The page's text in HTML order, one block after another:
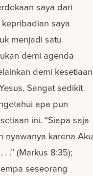
saya dari
saya
menjadi satu
demi agenda
demi kesetiaan
Sangat sedikit
apa pun
ini. “Siapa saja
nyawanya karena Aku
.” (Markus 8:35);
seseorang